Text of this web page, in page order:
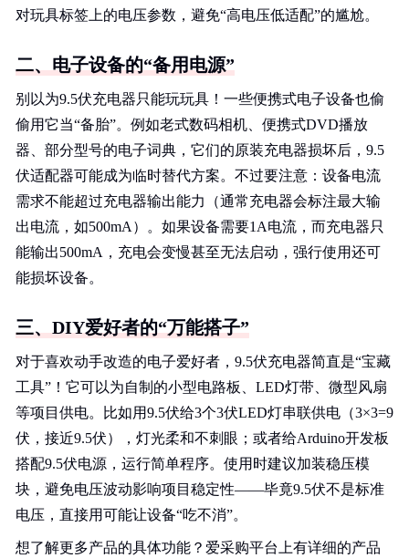
对玩具标签上的电压参数，避免“高电压低适配”的尴尬。
二、电子设备的“备用电源”
别以为9.5伏充电器只能玩玩具！一些便携式电子设备也偷
偷用它当“备胎”。例如老式数码相机、便携式DVD播放
器、部分型号的电子词典，它们的原装充电器损坏后，9.5
伏适配器可能成为临时替代方案。不过要注意：设备电流
需求不能超过充电器输出能力（通常充电器会标注最大输
出电流，如500mA）。如果设备需要1A电流，而充电器只
能输出500mA，充电会变慢甚至无法启动，强行使用还可
能损坏设备。
三、DIY爱好者的“万能搭子”
对于喜欢动手改造的电子爱好者，9.5伏充电器简直是“宝藏
工具”！它可以为自制的小型电路板、LED灯带、微型风扇
等项目供电。比如用9.5伏给3个3伏LED灯串联供电（3×3=9
伏，接近9.5伏），灯光柔和不刺眼；或者给Arduino开发板
搭配9.5伏电源，运行简单程序。使用时建议加装稳压模
块，避免电压波动影响项目稳定性——毕竟9.5伏不是标准
电压，直接用可能让设备“吃不消”。
想了解更多产品的具体功能？爱采购平台上有详细的产品